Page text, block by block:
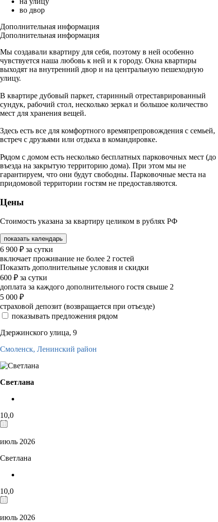
во двор
Дополнительная информация
Дополнительная информация
Мы создавали квартиру для себя, поэтому в ней особенно
чувствуется наша любовь к ней и к городу. Окна квартиры
выходят на внутренний двор и на центральную пешеходную
улицу.
В квартире дубовый паркет, старинный отреставрированный
сундук, рабочий стол, несколько зеркал и большое количество
мест для хранения вещей.
Здесь есть все для комфортного времяпрепровождения с семьей,
встреч с друзьями или отдыха в командировке.
Рядом с домом есть несколько бесплатных парковочных мест (до
въезда на закрытую территорию дома). При этом мы не
гарантируем, что они будут свободны. Парковочные места на
придомовой территории гостям не предоставляются.
Цены
Стоимость указана за квартиру целиком в рублях РФ
показать календарь
6 900 ₽ за сутки
включает проживание не более 2 гостей
Показать дополнительные условия и скидки
600 ₽ за сутки
доплата за каждого дополнительного гостя свыше 2
5 000 ₽
страховой депозит (возвращается при отъезде)
показывать предложения рядом
Дзержинского улица, 9
Смоленск, Ленинский район
Светлана
10,0
июль 2026
Светлана
10,0
июль 2026